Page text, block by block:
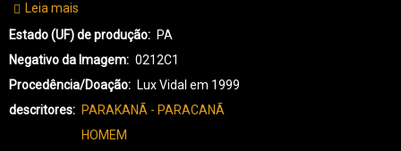
Leia mais
PK-
PARAKANÃ-0134
Estado (UF) de produção
PA
Negativo da Imagem
0212C1
Procedência/Doação
Lux Vidal em 1999
descritores
PARAKANÃ - PARACANÃ
HOMEM